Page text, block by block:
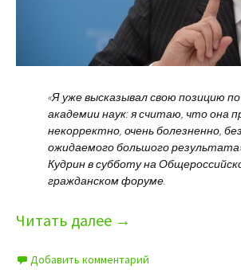
«Я уже высказывал свою позицию
академии наук: я считаю, что она
некорректно, очень болезненно, без
ожидаемого большого
Кудрин в субботу на
гражданском форуме.
Читать далее →
Добавить комментарий